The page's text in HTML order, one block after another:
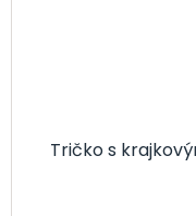
Tričko s